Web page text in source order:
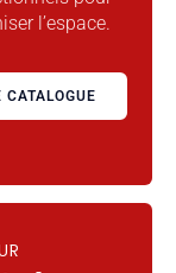
l’espace.
CATALOGUE